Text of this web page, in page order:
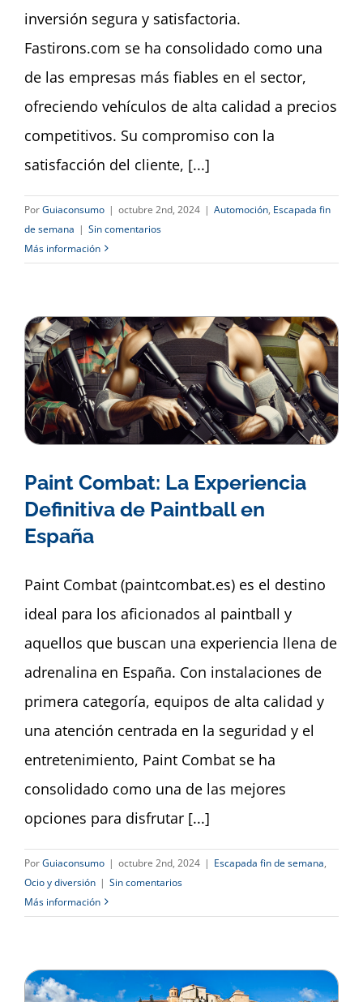
inversión segura y satisfactoria.
Fastirons.com se ha consolidado como una
de las empresas más fiables en el sector,
ofreciendo vehículos de alta calidad a precios
competitivos. Su compromiso con la
satisfacción del cliente, [...]
PorGuiaconsumo | octubre 2nd, 2024 | Automoción, Escapada fin
de semana | Sin comentarios
Más información
Paint Combat: La Experiencia
Definitiva de Paintball en
España
Paint Combat (paintcombat.es) es el destino
ideal para los aficionados al paintball y
aquellos que buscan una experiencia llena de
adrenalina en España. Con instalaciones de
primera categoría, equipos de alta calidad y
una atención centrada en la seguridad y el
entretenimiento, Paint Combat se ha
consolidado como una de las mejores
opciones para disfrutar [...]
PorGuiaconsumo | octubre 2nd, 2024 | Escapada fin de semana,
Ocio y diversión | Sin comentarios
Más información